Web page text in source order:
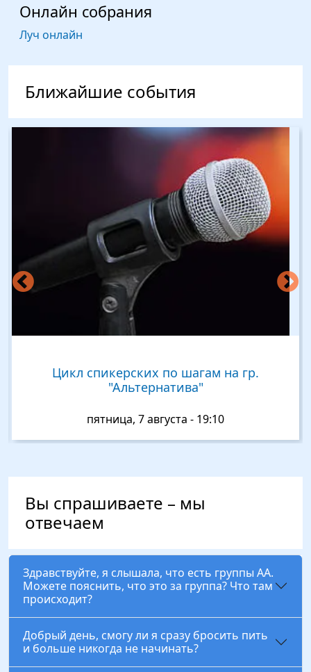
Онлайн собрания
Луч онлайн
Ближайшие события
Изображение
Спикерская
гр.Луч.09.08 в 20:00
воскресенье, 9 августа - 20:00
Вы спрашиваете – мы
отвечаем
Здравствуйте, я слышала, что есть группы АА.
Можете пояснить, что это за группа? Что там
происходит?
Добрый день, смогу ли я сразу бросить пить
и больше никогда не начинать?